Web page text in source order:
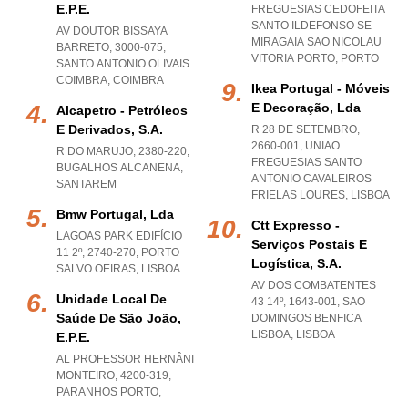
E.p.e.
AV DOUTOR BISSAYA
BARRETO, 3000-075,
SANTO ANTONIO OLIVAIS
COIMBRA, COIMBRA
Alcapetro - Petróleos
E Derivados, S.a.
R DO MARUJO, 2380-220,
BUGALHOS ALCANENA,
SANTAREM
Bmw Portugal, Lda
LAGOAS PARK EDIFÍCIO
11 2º, 2740-270, PORTO
SALVO OEIRAS, LISBOA
Unidade Local De
Saúde De São João,
E.p.e.
AL PROFESSOR HERNÂNI
MONTEIRO, 4200-319,
PARANHOS PORTO,
FREGUESIAS CEDOFEITA
SANTO ILDEFONSO SE
MIRAGAIA SAO NICOLAU
VITORIA PORTO, PORTO
Ikea Portugal - Móveis
E Decoração, Lda
R 28 DE SETEMBRO,
2660-001, UNIAO
FREGUESIAS SANTO
ANTONIO CAVALEIROS
FRIELAS LOURES, LISBOA
Ctt Expresso -
Serviços Postais E
Logística, S.a.
AV DOS COMBATENTES
43 14º, 1643-001, SAO
DOMINGOS BENFICA
LISBOA, LISBOA